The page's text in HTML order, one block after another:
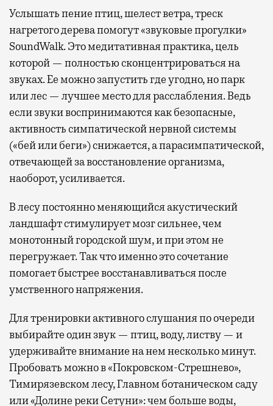
Услышать пение птиц, шелест ветра, треск
нагретого дерева помогут «звуковые прогулки»
SoundWalk. Это медитативная практика, цель
которой — полностью сконцентрироваться на
звуках. Ее можно запустить где угодно, но парк
или лес — лучшее место для расслабления. Ведь
если звуки воспринимаются как безопасные,
активность симпатической нервной системы
(«бей или беги») снижается, а парасимпатической,
отвечающей за восстановление организма,
наоборот, усиливается.
В лесу постоянно меняющийся акустический
ландшафт стимулирует мозг сильнее, чем
монотонный городской шум, и при этом не
перегружает. Так что именно это сочетание
помогает быстрее восстанавливаться после
умственного напряжения.
Для тренировки активного слушания по очереди
выбирайте один звук — птиц, воду, листву — и
удерживайте внимание на нем несколько минут.
Пробовать можно в «Покровском-Стрешнево»,
Тимирязевском лесу, Главном ботаническом саду
или «Долине реки Сетуни»: чем больше воды,